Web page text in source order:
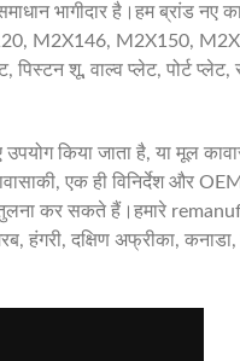
भागीदार है।हम ब्रांड नए
M2X146, M2X150,
पिस्टन शू, वाल्व प्लेट, पोर्ट
किया जाता है, या मूल
एक ही विनिर्देश और
कर सकते हैं।हमारे
हंगरी, दक्षिण अफ्रीका, कनाडा,